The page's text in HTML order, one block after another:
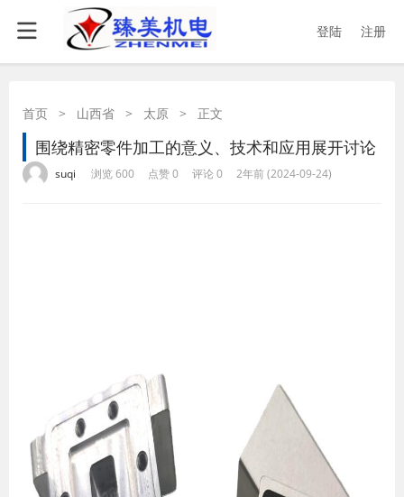
登陆 注册
首页 > 山西省 > 太原 > 正文
围绕精密零件加工的意义、技术和应用展开讨论
suqi 浏览 600 点赞 0 评论 0 2年前 (2024-09-24)